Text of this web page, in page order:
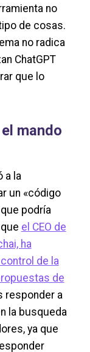
no
de cosas.
no radica
ChatGPT
que lo
mando
a la
un «código
podría
el CEO de
ha
de la
de
responder a
la busqueda
ya que